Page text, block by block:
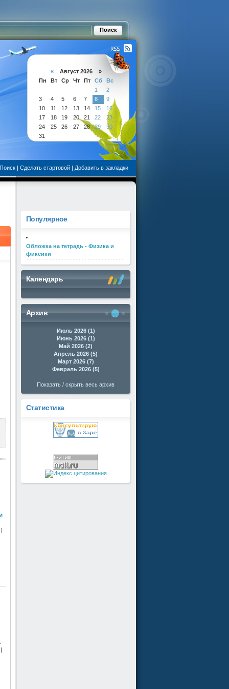
« Август 2026 »
Пн
Вт Ср Чт Пт Сб
Вс
1
2
3
4 5 6 7 8
9
10
11 12 13 14 15
16
17
18 19 20 21 22
23
24
25 26 27 28 29
30
31
Поиск | Сделать стартовой | Добавить в закладки
Популярное
Обложка на тетрадь - Физика и
фиксики
Календарь
Архив
Июль 2026 (1)
Июнь 2026 (1)
Май 2026 (2)
Апрель 2026 (5)
Март 2026 (7)
Февраль 2026 (5)
Показать / скрыть весь архив
Статистика